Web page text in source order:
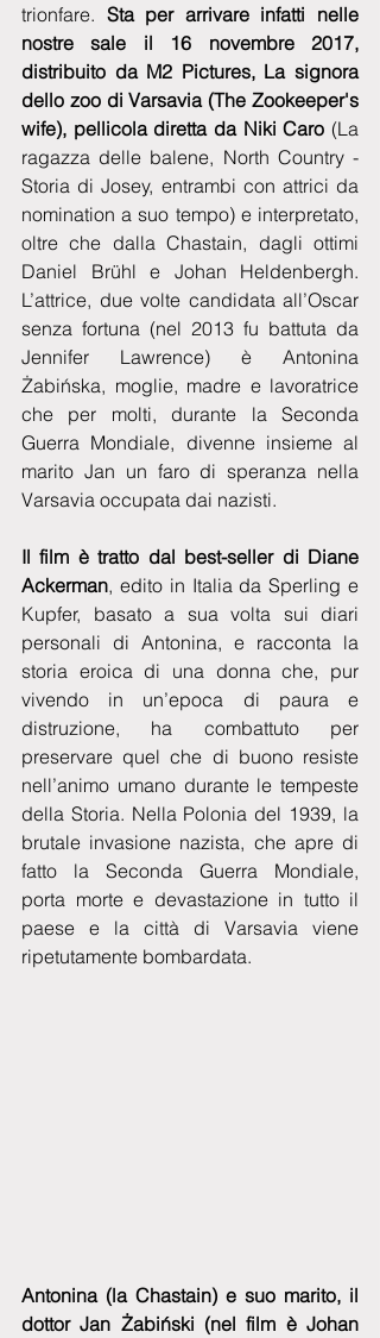
trionfare. Sta per arrivare infatti nelle
nostre sale il 16 novembre 2017,
distribuito da M2 Pictures, La signora
dello zoo di Varsavia (The Zookeeper's
wife), pellicola diretta da Niki Caro (La
ragazza delle balene, North Country -
Storia di Josey, entrambi con attrici da
nomination a suo tempo) e interpretato,
oltre che dalla Chastain, dagli ottimi
Daniel Brühl e Johan Heldenbergh.
L’attrice, due volte candidata all’Oscar
senza fortuna (nel 2013 fu battuta da
Jennifer Lawrence) è Antonina
Żabińska, moglie, madre e lavoratrice
che per molti, durante la Seconda
Guerra Mondiale, divenne insieme al
marito Jan un faro di speranza nella
Varsavia occupata dai nazisti.
Il film è tratto dal best-seller di Diane
Ackerman, edito in Italia da Sperling e
Kupfer, basato a sua volta sui diari
personali di Antonina, e racconta la
storia eroica di una donna che, pur
vivendo in un’epoca di paura e
distruzione, ha combattuto per
preservare quel che di buono resiste
nell’animo umano durante le tempeste
della Storia. Nella Polonia del 1939, la
brutale invasione nazista, che apre di
fatto la Seconda Guerra Mondiale,
porta morte e devastazione in tutto il
paese e la città di Varsavia viene
ripetutamente bombardata.
Antonina (la Chastain) e suo marito, il
dottor Jan Żabiński (nel film è Johan